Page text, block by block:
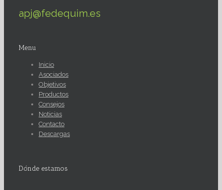
apj@fedequim.es
Menu
Inicio
Asociados
Objetivos
Productos
Consejos
Noticias
Contacto
Descargas
Dónde estamos